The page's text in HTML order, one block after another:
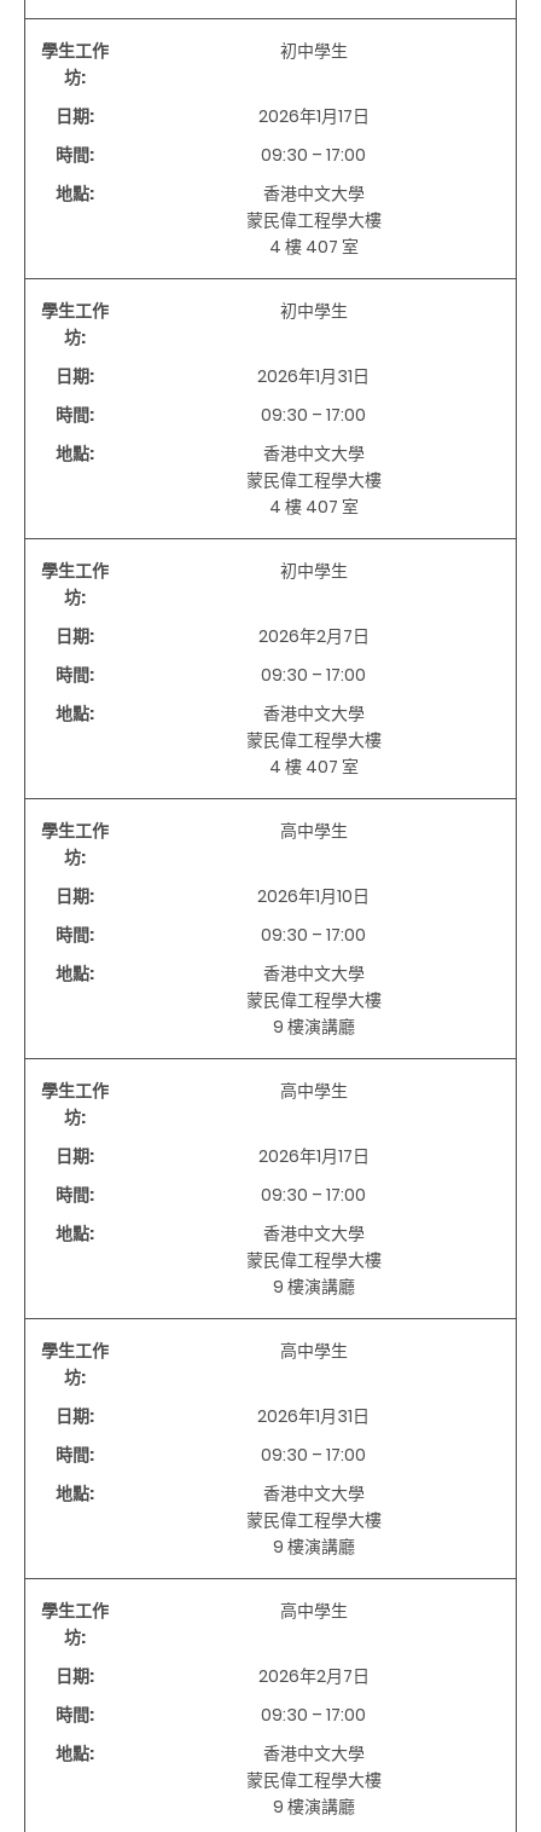
學生工作
坊:
初中學生
日期: 2026年1月17日
時間:
09:30 – 17:00
地點:
香港中文大學
蒙民偉工程學大樓
4 樓407 室
學生工作
坊:
初中學生
日期: 2026年1月31日
時間:
09:30 – 17:00
地點:
香港中文大學
蒙民偉工程學大樓
4 樓407 室
學生工作
坊:
初中學生
日期: 2026年2月7日
時間:
09:30 – 17:00
地點:
香港中文大學
蒙民偉工程學大樓
4 樓407 室
學生工作
坊:
高中學生
日期: 2026年1月10日
時間:
09:30 – 17:00
地點:
香港中文大學
蒙民偉工程學大樓
9 樓演講廳
學生工作
坊:
高中學生
日期: 2026年1月17日
時間:
09:30 – 17:00
地點:
香港中文大學
蒙民偉工程學大樓
9 樓演講廳
學生工作
坊:
高中學生
日期: 2026年1月31日
時間:
09:30 – 17:00
地點:
香港中文大學
蒙民偉工程學大樓
9 樓演講廳
學生工作
坊:
高中學生
日期: 2026年2月7日
時間:
09:30 – 17:00
地點:
香港中文大學
蒙民偉工程學大樓
9 樓演講廳